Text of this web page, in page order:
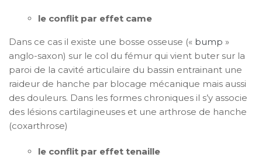
le conflit par effet came
Dans ce cas il existe une bosse osseuse (« bump »
anglo-saxon) sur le col du fémur qui vient buter sur la
paroi de la cavité articulaire du bassin entrainant une
raideur de hanche par blocage mécanique mais aussi
des douleurs. Dans les formes chroniques il s’y associe
des lésions cartilagineuses et une arthrose de hanche
(coxarthrose)
le conflit par effet tenaille